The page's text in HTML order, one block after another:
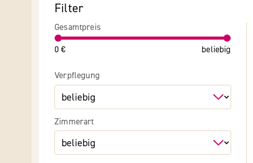
Filter
Gesamtpreis
0 € beliebig
Verpflegung
Zimmerart